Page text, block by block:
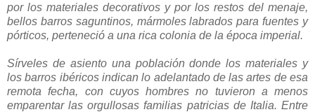
por los materiales decorativos y por los restos del menaje,
bellos barros saguntinos, mármoles labrados para fuentes y
pórticos, perteneció a una rica colonia de la época imperial.
Sírveles de asiento una población donde los materiales y
los barros ibéricos indican lo adelantado de las artes de esa
remota fecha, con cuyos hombres no tuvieron a menos
emparentar las orgullosas familias patricias de Italia. Entre